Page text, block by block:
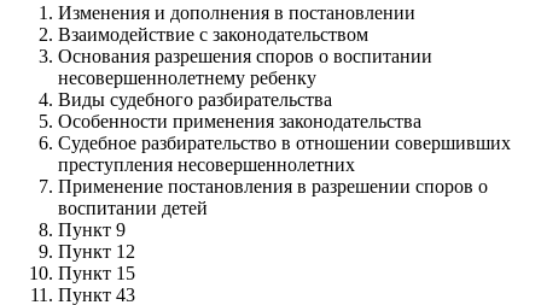
Изменения и дополнения в постановлении
Взаимодействие с законодательством
Основания разрешения споров о воспитании
несовершеннолетнему ребенку
Виды судебного разбирательства
Особенности применения законодательства
Судебное разбирательство в отношении совершивших
преступления несовершеннолетних
Применение постановления в разрешении споров о
воспитании детей
Пункт 9
Пункт 12
Пункт 15
Пункт 43